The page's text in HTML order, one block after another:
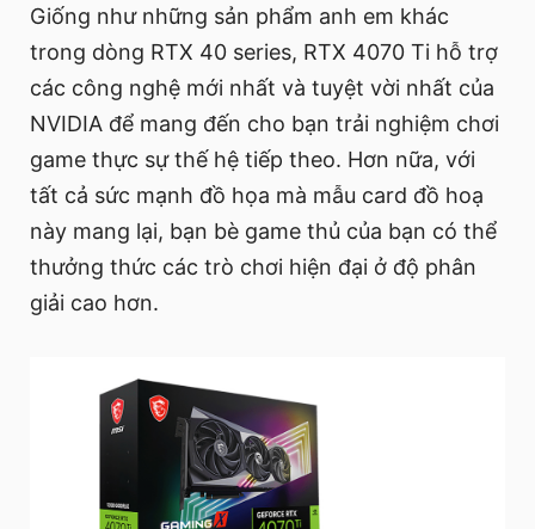
Giống như những sản phẩm anh em khác
trong dòng RTX 40 series, RTX 4070 Ti hỗ trợ
các công nghệ mới nhất và tuyệt vời nhất của
NVIDIA để mang đến cho bạn trải nghiệm chơi
game thực sự thế hệ tiếp theo. Hơn nữa, với
tất cả sức mạnh đồ họa mà mẫu card đồ hoạ
này mang lại, bạn bè game thủ của bạn có thể
thưởng thức các trò chơi hiện đại ở độ phân
giải cao hơn.